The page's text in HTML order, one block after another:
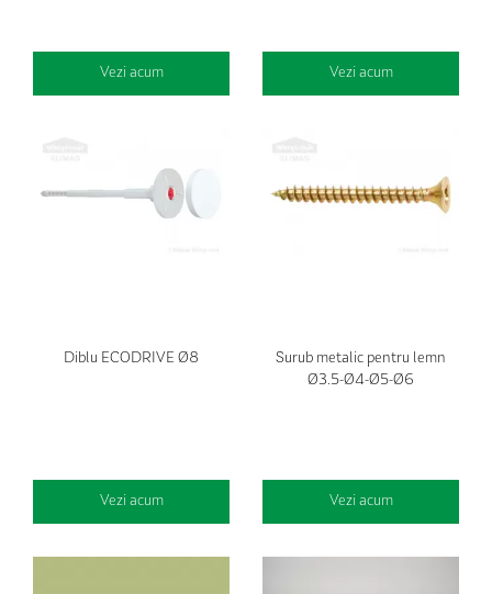
Vezi acum Vezi acum
Diblu ECODRIVE Ø8
Vezi acum
Surub metalic pentru lemn
Ø3.5-Ø4-Ø5-Ø6
Vezi acum